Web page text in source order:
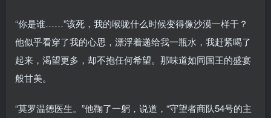
“你是谁……”该死，我的喉咙什么时候变得像沙漠一样干？
他似乎看穿了我的心思，漂浮着递给我一瓶水，我赶紧喝了
起来，渴望更多，却不抱任何希望。那味道如同国王的盛宴
般甘美。
“莫罗温德医生。”他鞠了一躬，说道，“守望者商队54号的主